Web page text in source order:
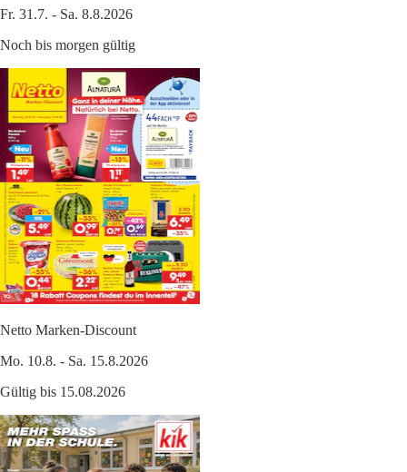
Fr. 31.7. - Sa. 8.8.2026
Noch bis morgen gültig
Netto Marken-Discount
Mo. 10.8. - Sa. 15.8.2026
Gültig bis 15.08.2026